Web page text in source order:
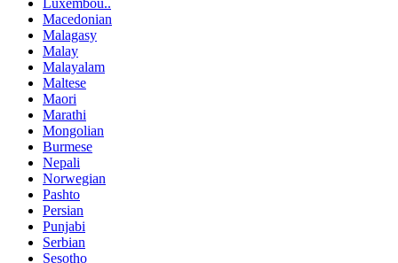
Luxembou..
Macedonian
Malagasy
Malay
Malayalam
Maltese
Maori
Marathi
Mongolian
Burmese
Nepali
Norwegian
Pashto
Persian
Punjabi
Serbian
Sesotho